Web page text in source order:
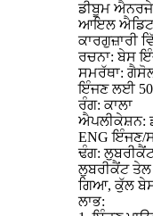
ਡੀਬੂਮ
ਆਇਲ ਐਡਿਟ
ਕਾਰਗੁਜ਼ਾਰੀ
ਰਚਨਾ: ਬੇਸ
ਸਮਰੱਥਾ:
ਇੰਜਣ ਲਈ
ਰੰਗ: ਕਾਲਾ
ਐਪਲੀਕੇਸ਼ਨ:
ENG ਇੰਜਣ/
ਢੰਗ:
ਲੁਬਰੀਕੈਂਟ ਤੇਲ
ਗਿਆ, ਕੁੱਲ
ਲਾਭ: